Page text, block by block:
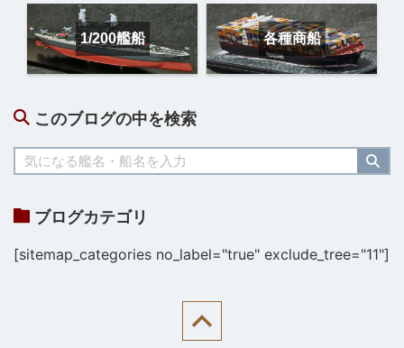
1/200艦船 各種商船
このブログの中を検索
ブログカテゴリ
[sitemap_categories no_label="true" exclude_tree="11"]